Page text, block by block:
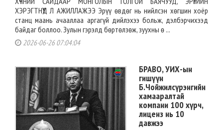
ХЭРЭГТНҮҮД Л АЖИЛЛАЖЭЭ Эрүү өвдөг нь нийлсэн хөгшин хоёр
станц маань ачааллаа аргагүй дийлэхээ больж, дэлбэрчихээд
байдаг боллоо. Зулын гэрэлд бөртөлзөж, зуухны ө ...
2026-06-26 07:04:04
БРАВО, УИХ-ын
гишүүн
Б.Чойжилсүрэнгийн
хамааралтай
компани 100 хүрч,
лиценз нь 10
давжээ